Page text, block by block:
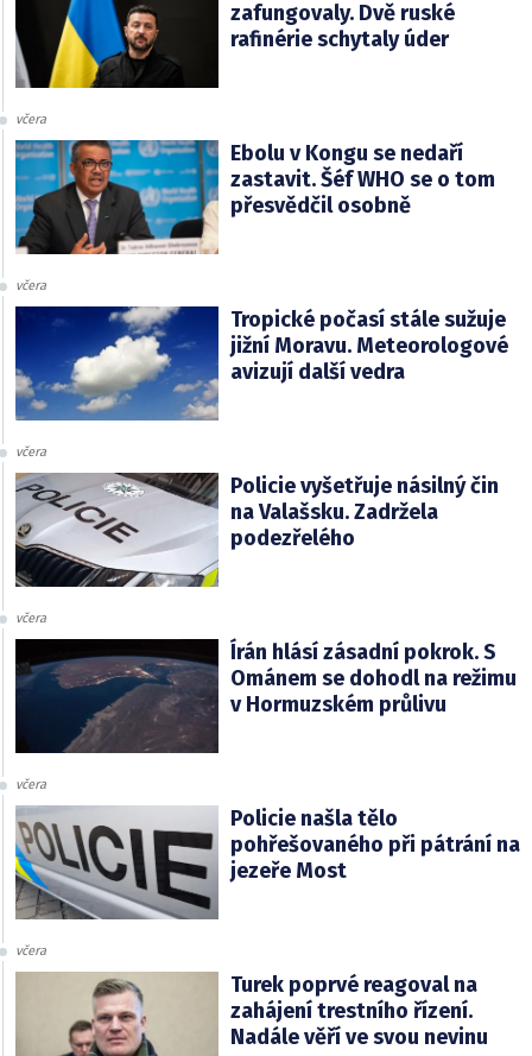
zafungovaly. Dvě ruské
rafinérie schytaly úder
včera
Ebolu v Kongu se nedaří
zastavit. Šéf WHO se o tom
přesvědčil osobně
včera
Tropické počasí stále sužuje
jižní Moravu. Meteorologové
avizují další vedra
včera
Policie vyšetřuje násilný čin
na Valašsku. Zadržela
podezřelého
včera
Írán hlásí zásadní pokrok. S
Ománem se dohodl na režimu
v Hormuzském průlivu
včera
Policie našla tělo
pohřešovaného při pátrání na
jezeře Most
včera
Turek poprvé reagoval na
zahájení trestního řízení.
Nadále věří ve svou nevinu